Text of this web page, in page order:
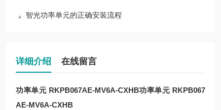
智光功率单元的正确安装流程
详细介绍 在线留言
功率单元 RKPB067AE-MV6A-CXHB功率单元 RKPB067
AE-MV6A-CXHB